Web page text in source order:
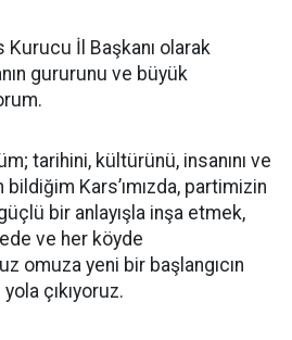
Kurucu İl Başkanı olarak
gururunu ve büyük
tarihini, kültürünü, insanını ve
Kars’ımızda, partimizin
bir anlayışla inşa etmek,
ve her köyde
omuza yeni bir başlangıcın
çıkıyoruz.